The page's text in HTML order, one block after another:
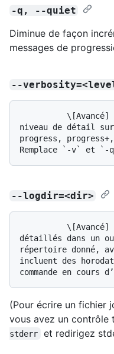
-q, --quiet
Diminue de façon
messages de
--
niveau de détail
progress,
--logdir=<dir>
détaillés dans un
répertoire donné,
incluent des
(Pour écrire un fichier
vous avez un contrôle
stderr
et redirigez